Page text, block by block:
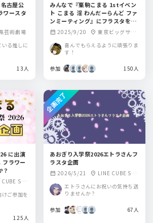
古屋公
ースタ
芸術劇場
る推しに
13人
みんなで『栗駒こまる 1stイベン
ト こまる 淫 わんだーらんど ファ
ンミーティング』にフラスタを贈
りませんか？
calendar_month 2025/9/20 location_on 東京ビッグサイ
喜んでもらえるように頑張りま
す！
参加 150人
に出演
フラワー
？
CUBE SHI
ご参加を
125人
あおぎり入学祭2026エトラさんフ
ラスタ企画
calendar_month 2026/5/21 location_on LINE CUBE SHI
エトラさんにお祝いの気持ち送
りませんか？
参加 67人
企画完了